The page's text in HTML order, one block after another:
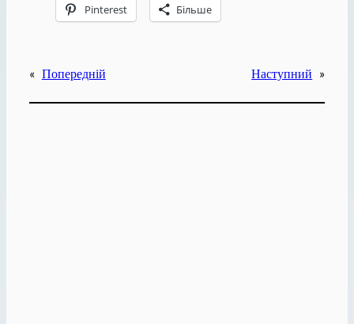
Pinterest Більше
« Попередній Наступний »